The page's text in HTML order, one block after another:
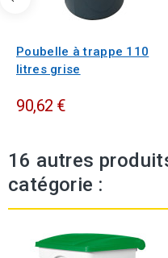
Poubelle à trappe 110
litres grise
90,62 €
16 autres
catégorie :